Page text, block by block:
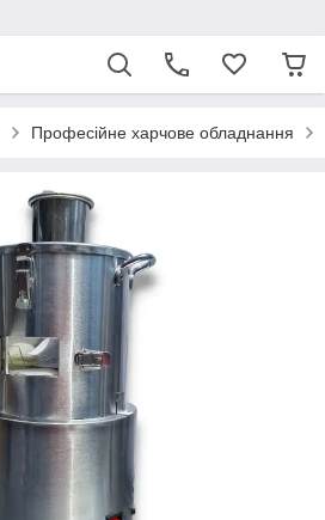
Професійне харчове обладнання